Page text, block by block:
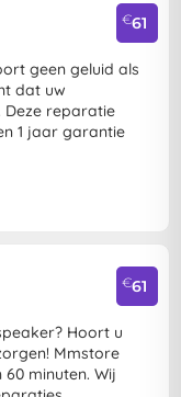
€61
geen geluid als
dat uw
reparatie
1 jaar garantie
€61
Hoort u
Mmstore
minuten. Wij